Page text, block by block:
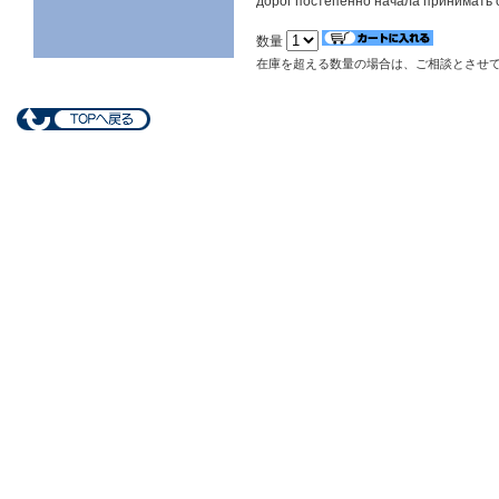
数量
在庫を超える数量の場合は、ご相談とさせ